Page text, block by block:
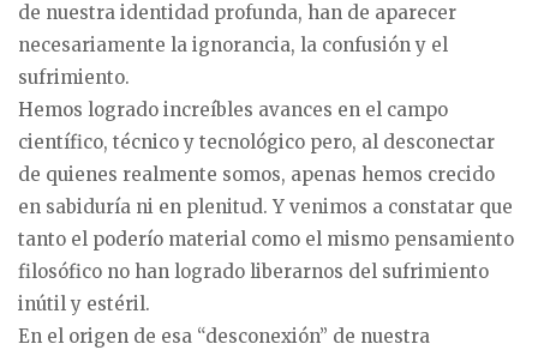
de nuestra identidad profunda, han de aparecer
necesariamente la ignorancia, la confusión y el
sufrimiento.
Hemos logrado increíbles avances en el campo
científico, técnico y tecnológico pero, al desconectar
de quienes realmente somos, apenas hemos crecido
en sabiduría ni en plenitud. Y venimos a constatar que
tanto el poderío material como el mismo pensamiento
filosófico no han logrado liberarnos del sufrimiento
inútil y estéril.
En el origen de esa “desconexión” de nuestra